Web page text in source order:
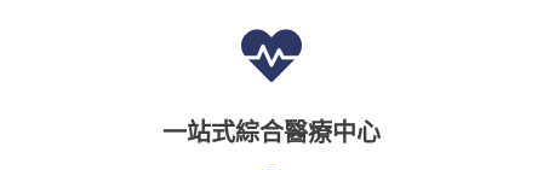
一站式綜合醫療中心